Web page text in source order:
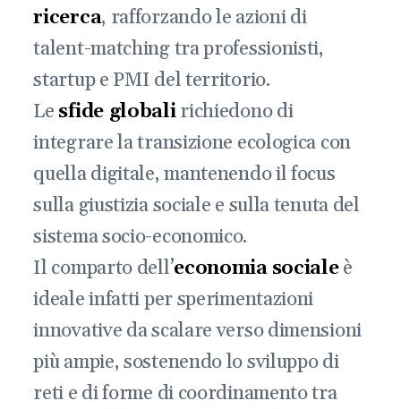
ricerca, rafforzando le azioni di
talent-matching tra professionisti,
startup e PMI del territorio.
Le sfide globalirichiedono di
integrare la transizione ecologica con
quella digitale, mantenendo il focus
sulla giustizia sociale e sulla tenuta del
sistema socio-economico.
Il comparto dell’economia socialeè
ideale infatti per sperimentazioni
innovative da scalare verso dimensioni
più ampie, sostenendo lo sviluppo di
reti e di forme di coordinamento tra